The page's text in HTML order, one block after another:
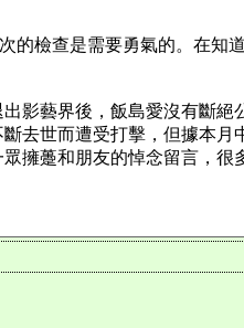
檢查是需要勇氣的。在知
影藝界後，飯島愛沒有斷絕
去世而遭受打擊，但據本月
擁躉和朋友的悼念留言，很